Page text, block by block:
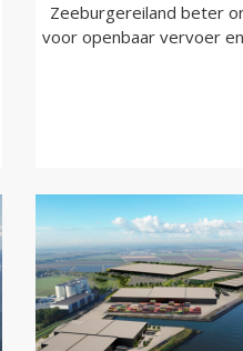
Zeeburgereiland beter
voor openbaar vervoer